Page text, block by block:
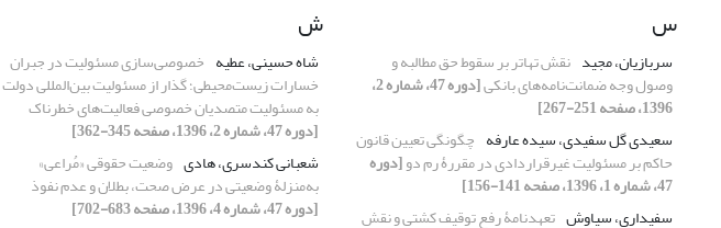
س
سربازیان، مجید نقش تهاتر بر سقوط حق مطالبه و
وصول وجه ضمانت‌نامه‌های بانکی [دوره 47، شماره 2،
1396، صفحه 251-267]
سعیدی گل سفیدی، سیده عارفه چگونگی تعیین قانون
حاکم بر مسئولیت غیرقراردادی در مقررۀ رم دو[دوره
47، شماره 1، 1396، صفحه 141-156]
سفیداری، سیاوش تعهدنامۀ رفع توقیف کشتی و نقش
ش
شاه حسینی، عطیه خصوصی‌سازی مسئولیت در جبران
خسارات زیست‌محیطی؛ گذار از مسئولیت بین‌المللی دولت
به مسئولیت متصدیان خصوصی فعالیت‌های خطرناک
[دوره 47، شماره 2، 1396، صفحه 345-362]
شعبانی کندسری، هادی وضعیت حقوقی «مُراعی»
به‌منزلۀ وضعیتی در عرض صحت، بطلان و عدم نفوذ
[دوره 47، شماره 4، 1396، صفحه 683-702]